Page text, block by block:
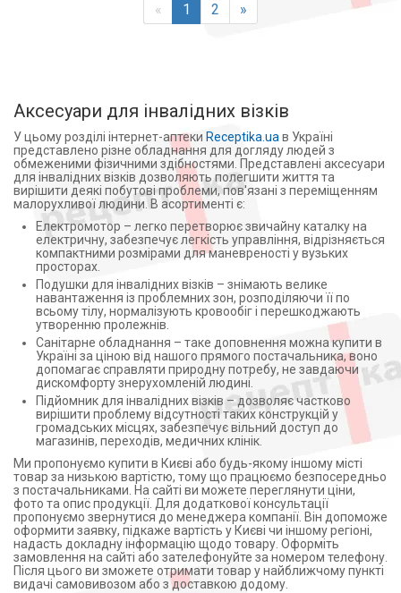
« 1 2 »
Аксесуари для інвалідних візків
У цьому розділі інтернет-аптеки Receptika.uaв Україні
представлено різне обладнання для догляду людей з
обмеженими фізичними здібностями. Представлені аксесуари
для інвалідних візків дозволяють полегшити життя та
вирішити деякі побутові проблеми, пов'язані з переміщенням
малорухливої людини. В асортименті є:
Електромотор – легко перетворює звичайну каталку на
електричну, забезпечує легкість управління, відрізняється
компактними розмірами для маневреності у вузьких
просторах.
Подушки для інвалідних візків – знімають велике
навантаження із проблемних зон, розподіляючи її по
всьому тілу, нормалізують кровообіг і перешкоджають
утворенню пролежнів.
Санітарне обладнання – таке доповнення можна купити в
Україні за ціною від нашого прямого постачальника, воно
допомагає справляти природну потребу, не завдаючи
дискомфорту знерухомленій людині.
Підйомник для інвалідних візків – дозволяє частково
вирішити проблему відсутності таких конструкцій у
громадських місцях, забезпечує вільний доступ до
магазинів, переходів, медичних клінік.
Ми пропонуємо купити в Києві або будь-якому іншому місті
товар за низькою вартістю, тому що працюємо безпосередньо
з постачальниками. На сайті ви можете переглянути ціни,
фото та опис продукції. Для додаткової консультації
пропонуємо звернутися до менеджера компанії. Він допоможе
оформити заявку, підкаже вартість у Києві чи іншому регіоні,
надасть докладну інформацію щодо товару. Оформіть
замовлення на сайті або зателефонуйте за номером телефону.
Після цього ви зможете отримати товар у найближчому пункті
видачі самовивозом або з доставкою додому.